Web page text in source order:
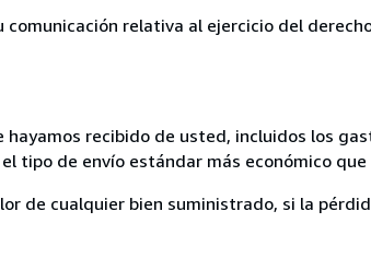
relativa al ejercicio del
recibido de usted, incluidos los
tipo de envío estándar más económico
de cualquier bien suministrado, si la